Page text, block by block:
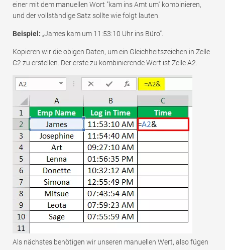
einer mit dem manuellen Wort "kam ins Amt um" kombinieren,
und der vollständige Satz sollte wie folgt lauten.
Beispiel: „James kam um 11:53:10 Uhr ins Büro“.
Kopieren wir die obigen Daten, um ein Gleichheitszeichen in Zelle
C2 zu erstellen. Der erste zu kombinierende Wert ist Zelle A2.
Als nächstes benötigen wir unseren manuellen Wert, also fügen